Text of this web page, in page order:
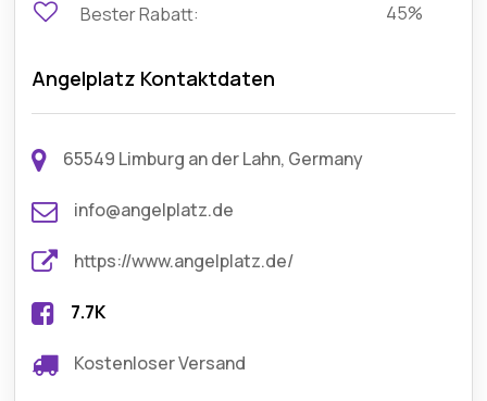
Bester Rabatt:
45%
Angelplatz Kontaktdaten
65549 Limburg an der Lahn, Germany
info@angelplatz.de
https://www.angelplatz.de/
7.7K
Kostenloser Versand